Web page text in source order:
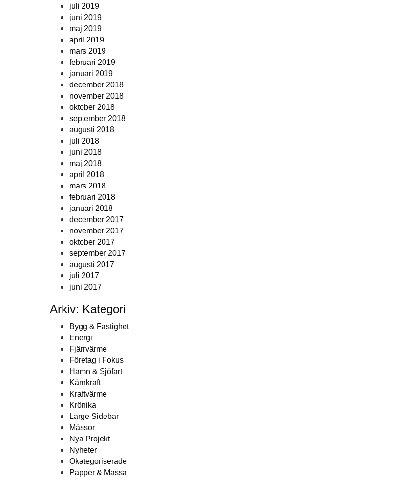
juli 2019
juni 2019
maj 2019
april 2019
mars 2019
februari 2019
januari 2019
december 2018
november 2018
oktober 2018
september 2018
augusti 2018
juli 2018
juni 2018
maj 2018
april 2018
mars 2018
februari 2018
januari 2018
december 2017
november 2017
oktober 2017
september 2017
augusti 2017
juli 2017
juni 2017
Arkiv: Kategori
Bygg & Fastighet
Energi
Fjärrvärme
Företag i Fokus
Hamn & Sjöfart
Kärnkraft
Kraftvärme
Krönika
Large Sidebar
Mässor
Nya Projekt
Nyheter
Okategoriserade
Papper & Massa